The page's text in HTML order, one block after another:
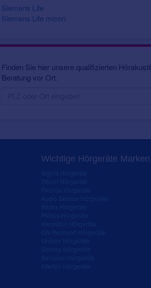
Siemens Life
Siemens Life micon
Finden Sie hier unsere qualifizierten
Beratung vor Ort.
Wichtige Hörgeräte Marken